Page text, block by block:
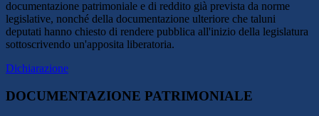
documentazione patrimoniale e di reddito già prevista da norme
legislative, nonché della documentazione ulteriore che taluni
deputati hanno chiesto di rendere pubblica all'inizio della legislatura
sottoscrivendo un'apposita liberatoria.
Dichiarazione
DOCUMENTAZIONE PATRIMONIALE